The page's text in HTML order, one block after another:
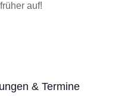
auf!
& Termine